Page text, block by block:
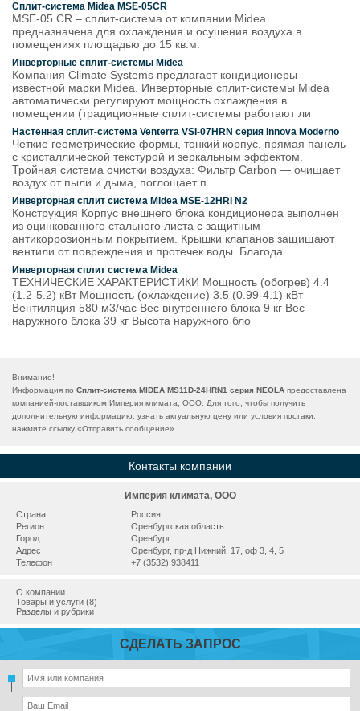
Сплит-система Midea MSE-05CR
MSE-05 СR – сплит-система от компании Midea
предназначена для охлаждения и осушения воздуха в
помещениях площадью до 15 кв.м.
Инверторные сплит-системы Midea
Компания Climate Systems предлагает кондиционеры
известной марки Midea. Инверторные сплит-системы Midea
автоматически регулируют мощность охлаждения в
помещении (традиционные сплит-системы работают ли
Настенная сплит-система Venterra VSI-07HRN серия Innova Moderno
Четкие геометрические формы, тонкий корпус, прямая панель
с кристаллической текстурой и зеркальным эффектом.
Тройная система очистки воздуха: Фильтр Carbon — очищает
воздух от пыли и дыма, поглощает п
Инверторная сплит система Midea MSE-12HRI N2
Конструкция Корпус внешнего блока кондиционера выполнен
из оцинкованного стального листа с защитным
антикоррозионным покрытием. Крышки клапанов защищают
вентили от повреждения и протечек воды. Благода
Инверторная сплит система Midea
ТЕХНИЧЕСКИЕ ХАРАКТЕРИСТИКИ Мощность (обогрев) 4.4
(1.2-5.2) кВт Мощность (охлаждение) 3.5 (0.99-4.1) кВт
Вентиляция 580 м3/час Вес внутреннего блока 9 кг Вес
наружного блока 39 кг Высота наружного бло
Внимание!
Информация по Сплит-система MIDEA MS11D-24HRN1 серия NEOLA предоставлена
компанией-поставщиком Империя климата, ООО. Для того, чтобы получить
дополнительную информацию, узнать актуальную цену или условия постаки,
нажмите ссылку «Отправить сообщение».
Контакты компании
Империя климата, ООО
Страна
Россия
Регион
Оренбургская область
Город
Оренбург
Адрес
Оренбург, пр-д Нижний, 17, оф 3, 4, 5
Телефон
+7 (3532) 938411
О компании
Товары и услуги (8)
Разделы и рубрики
СДЕЛАТЬ ЗАПРОС